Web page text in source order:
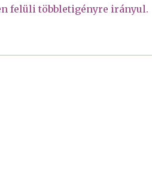
felüli többletigényre irányul.